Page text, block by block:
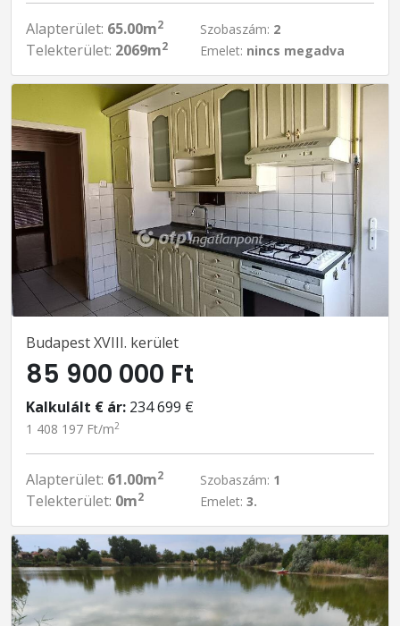
Alapterület: 65.00m2
Telekterület: 2069m2
Szobaszám: 2
Emelet: nincs megadva
Budapest XVIII. kerület
85 900 000 Ft
Kalkulált € ár: 234 699 €
1 408 197 Ft/m2
Alapterület: 61.00m2
Telekterület: 0m2
Szobaszám: 1
Emelet: 3.